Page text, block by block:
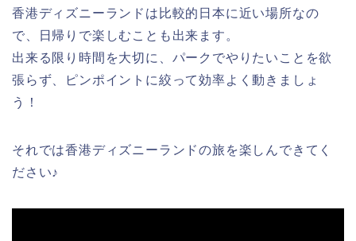
香港ディズニーランドは比較的日本に近い場所なの
で、日帰りで楽しむことも出来ます。
出来る限り時間を大切に、 パークでやりたいことを欲
張らず、ピンポイントに絞って効率よく動きましょ
う！
それでは香港ディズニーランドの旅を楽しんできてく
ださい♪